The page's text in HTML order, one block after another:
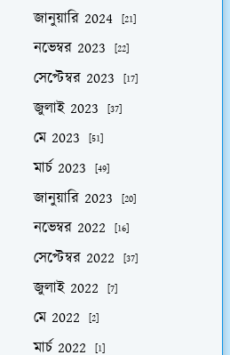
জানুয়ারি 2024 [21]
নভেম্বর 2023 [22]
সেপ্টেম্বর 2023 [17]
জুলাই 2023 [37]
মে 2023 [51]
মার্চ 2023 [49]
জানুয়ারি 2023 [20]
নভেম্বর 2022 [16]
সেপ্টেম্বর 2022 [37]
জুলাই 2022 [7]
মে 2022 [2]
মার্চ 2022 [1]